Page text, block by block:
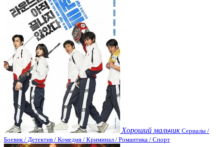
Хороший мальчик Сериалы /
Боевик / Детектив / Комедия / Криминал / Романтика / Спорт